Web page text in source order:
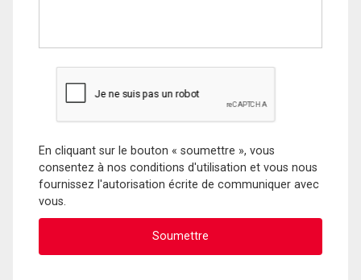
En cliquant sur le bouton « soumettre », vous
consentez à nos conditions d'utilisation et vous nous
fournissez l'autorisation écrite de communiquer avec
vous.